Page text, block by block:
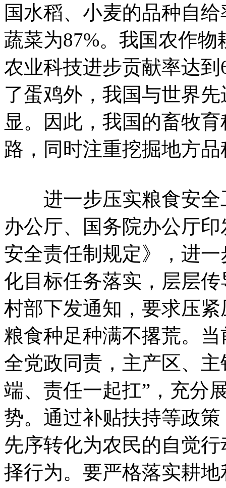
国水稻、小麦的品种自
蔬菜为87%。我国农作
农业科技进步贡献率达
了蛋鸡外，我国与世界
显。因此，我国的畜牧
路，同时注重挖掘地方
进一步压实粮食安全
办公厅、国务院办公厅
安全责任制规定》，进
化目标任务落实，层层
村部下发通知，要求压
粮食种足种满不撂荒。
全党政同责，主产区、
端、责任一起扛”，充分
势。通过补贴扶持等政
先序转化为农民的自觉
择行为。要严格落实耕